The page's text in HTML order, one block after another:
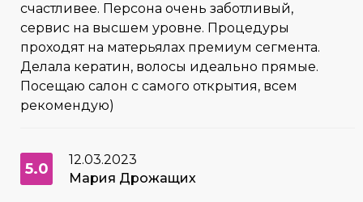
счастливее. Персона очень заботливый,
сервис на высшем уровне. Процедуры
проходят на матерьялах премиум сегмента.
Делала кератин, волосы идеально прямые.
Посещаю салон с самого открытия, всем
рекомендую)
5.0
12.03.2023
Мария Дрожащих